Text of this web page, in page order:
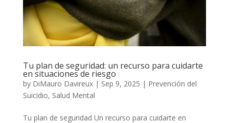
Tu plan de seguridad: un recurso para cuidarte
en situaciones de riesgo
by DiMauro Davireux| Sep 9, 2025 | Prevención del
Suicidio, Salud Mental
Tu plan de seguridad Un recurso para cuidarte en